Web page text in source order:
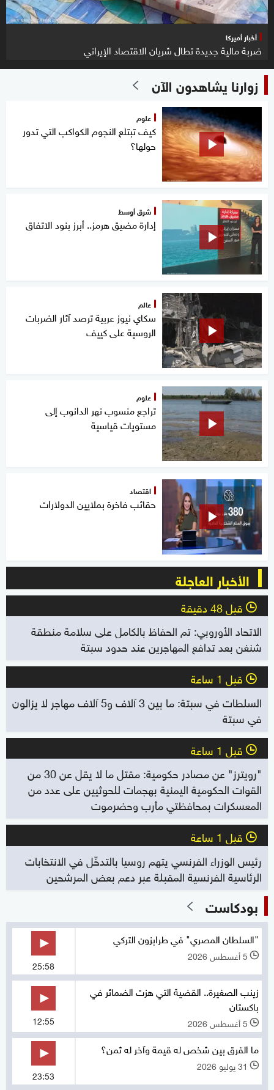
أخبار أميركا
ضربة مالية جديدة تطال شريان الاقتصاد الإيراني
زوارنا يشاهدون الآن
علوم
كيف تبتلع النجوم الكواكب التي تدور
حولها؟
شرق أوسط
إدارة مضيق هرمز.. أبرز بنود الاتفاق
عالم
سكاي نيوز عربية ترصد آثار الضربات
الروسية على كييف
علوم
تراجع منسوب نهر الدانوب إلى
مستويات قياسية
اقتصاد
حقائب فاخرة بملايين الدولارات
الأخبار العاجلة
l قبل 48 دقيقة
الاتحاد الأوروبي: تم الحفاظ بالكامل على سلامة منطقة
شنغن بعد تدافع المهاجرين عند حدود سبتة
l قبل 1 ساعة
السلطات في سبتة: ما بين 3 آلاف و5 آلاف مهاجر لا يزالون
في سبتة
l قبل 1 ساعة
"رويترز" عن مصادر حكومية: مقتل ما لا يقل عن 30 من
القوات الحكومية اليمنية بهجمات للحوثيين على عدد من
المعسكرات بمحافظتي مأرب وحضرموت
l قبل 1 ساعة
رئيس الوزراء الفرنسي يتهم روسيا بالتدخّل في الانتخابات
الرئاسية الفرنسية المقبلة عبر دعم بعض المرشحين
بودكاست
"السلطان المصري" في طرابزون التركي
l 5 أغسطس 2026
25:58
زينب الصغيرة.. القضية التي هزت الضمائر في
باكستان
l 5 أغسطس 2026 12:55
ما الفرق بين شخص له قيمة وآخر له ثمن؟
l 31 يوليو 2026
23:53